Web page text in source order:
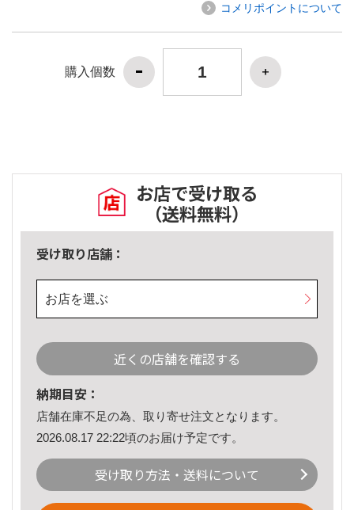
コメリポイントについて
購入個数
お店で受け取る
（送料無料）
受け取り店舗：
お店を選ぶ
近くの店舗を確認する
納期目安：
店舗在庫不足の為、取り寄せ注文となります。
2026.08.17 22:22頃のお届け予定です。
受け取り方法・送料について